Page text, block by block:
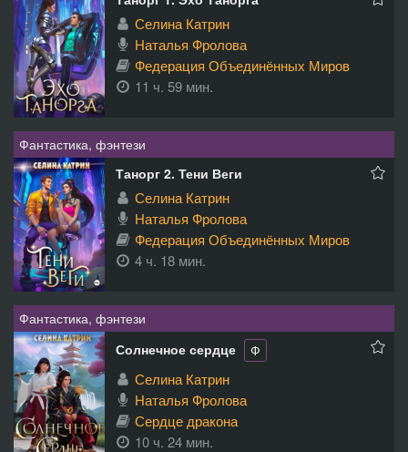
Селина Катрин
Наталья Фролова
Федерация Объединённых Миров
11 ч. 59 мин.
Фантастика, фэнтези
Танорг 2. Тени Веги
Селина Катрин
Наталья Фролова
Федерация Объединённых Миров
4 ч. 18 мин.
Фантастика, фэнтези
Солнечное сердце
Ф
Селина Катрин
Наталья Фролова
Сердце дракона
10 ч. 24 мин.